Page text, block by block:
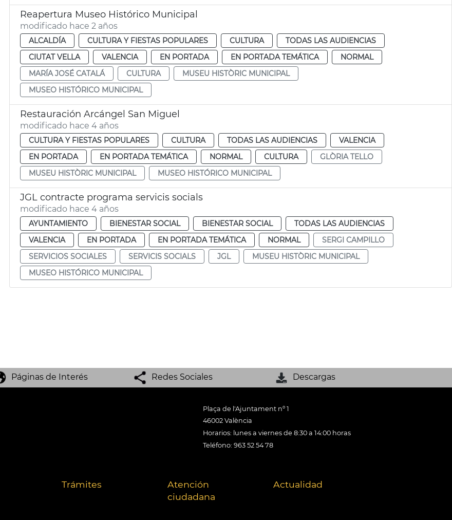
Reapertura Museo Histórico Municipal
modificado hace 2 años
ALCALDÍA CULTURA Y FIESTAS POPULARES CULTURA
TODAS LAS AUDIENCIAS
CIUTAT VELLA
VALENCIA EN PORTADA EN PORTADA TEMÁTICA
NORMAL
MARÍA JOSÉ CATALÁ
CULTURA
MUSEU HISTÒRIC MUNICIPAL
MUSEO HISTÓRICO MUNICIPAL
Restauración Arcángel San Miguel
modificado hace 4 años
CULTURA Y FIESTAS POPULARES CULTURA TODAS LAS AUDIENCIAS
VALENCIA
EN PORTADA
EN PORTADA TEMÁTICA NORMAL CULTURA
GLÒRIA TELLO
MUSEU HISTÒRIC MUNICIPAL
MUSEO HISTÓRICO MUNICIPAL
JGL contracte programa servicis socials
modificado hace 4 años
AYUNTAMIENTO BIENESTAR SOCIAL BIENESTAR SOCIAL
TODAS LAS AUDIENCIAS
VALENCIA
EN PORTADA EN PORTADA TEMÁTICA NORMAL
SERGI CAMPILLO
SERVICIOS SOCIALES
SERVICIS SOCIALS JGL
MUSEU HISTÒRIC MUNICIPAL
MUSEO HISTÓRICO MUNICIPAL
Páginas de Interés Redes Sociales Descargas
Plaça de l'Ajuntament nº 1
46002 València
Horarios: lunes a viernes de 8:30 a 14:00 horas
Teléfono: 963 52 54 78
Trámites
Atención
ciudadana
Actualidad